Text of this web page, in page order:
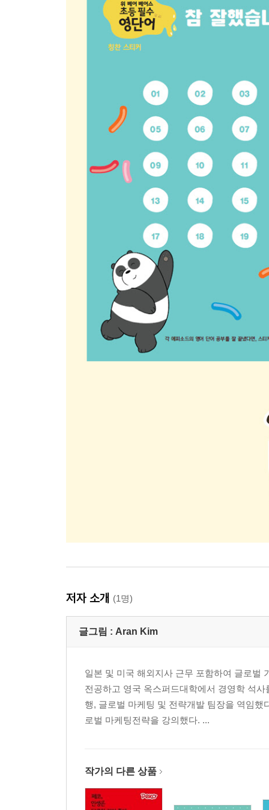
저자 소개 (1명)
글그림 : Aran Kim
일본 및 미국 해외지사 근무 포함하여 글로벌
전공하고 영국 옥스퍼드대학에서 경영학 석
행, 글로벌 마케팅 및 전략개발 팀장을 역임
로벌 마케팅전략을 강의했다. ...
작가의 다른 상품